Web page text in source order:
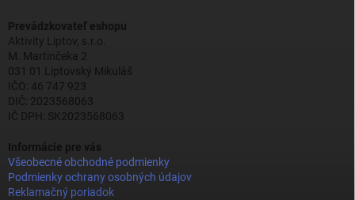
Prevádzkovateľ eshopu
Aktivity Liptov, s.r.o.
M. Martinčeka 2
031 01 Liptovský Mikuláš
IČO: 46 747 923
DIČ: 2023568063
IČ DPH: SK2023568063
Informácie pre vás
Všeobecné obchodné podmienky
Podmienky ochrany osobných údajov
Reklamačný poriadok